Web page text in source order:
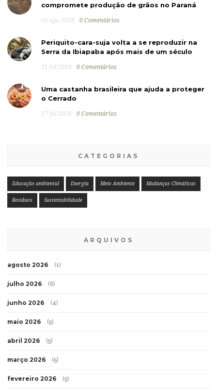
compromete produção de grãos no Paraná
05 ago 2026 0 Comentários
Periquito-cara-suja volta a se reproduzir na
Serra da Ibiapaba após mais de um século
31 jul 2026 0 Comentários
Uma castanha brasileira que ajuda a proteger
o Cerrado
27 jul 2026 0 Comentários
CATEGORIAS
Educação ambiental Energia Meio Ambiente Mudanças Climáticas
Resíduos Sustentabilidade
ARQUIVOS
agosto 2026 (1)
julho 2026 (6)
junho 2026 (4)
maio 2026 (5)
abril 2026 (5)
março 2026 (5)
fevereiro 2026 (5)